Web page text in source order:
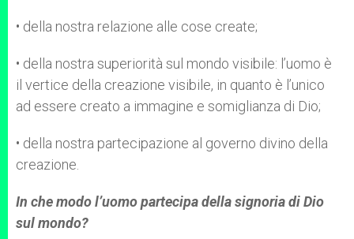
• della nostra relazione alle cose create;
• della nostra superiorità sul mondo visibile: l’uomo è
il vertice della creazione visibile, in quanto è l’unico
ad essere creato a immagine e somiglianza di Dio;
• della nostra partecipazione al governo divino della
creazione.
In che modo l’uomo partecipa della signoria di Dio
sul mondo?